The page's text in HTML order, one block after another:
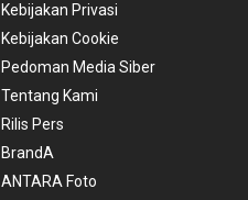
Kebijakan Privasi
Kebijakan Cookie
Pedoman Media Siber
Tentang Kami
Rilis Pers
BrandA
ANTARA Foto